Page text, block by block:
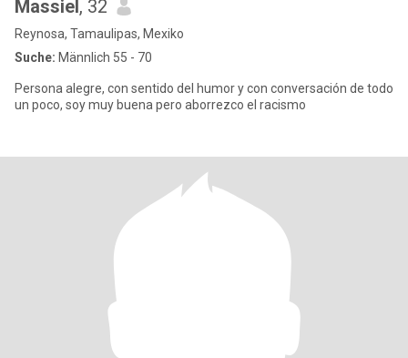
Massiel, 32
Reynosa, Tamaulipas, Mexiko
Suche: Männlich 55 - 70
Persona alegre, con sentido del humor y con conversación de todo
un poco, soy muy buena pero aborrezco el racismo